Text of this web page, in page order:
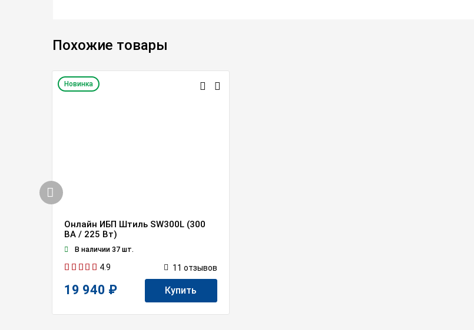
Похожие товары
Новинка
Онлайн ИБП Штиль SW300L (300
ВА / 225 Вт)
В наличии 37 шт.
4.9 11 отзывов
19 940 ₽ Купить